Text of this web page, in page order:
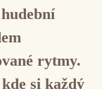
rytmy.
si každý